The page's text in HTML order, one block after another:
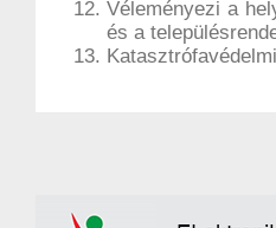
Véleményezi a
és a